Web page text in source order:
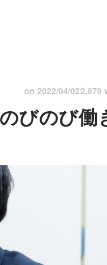
on 2022/04/022,879
びのび働